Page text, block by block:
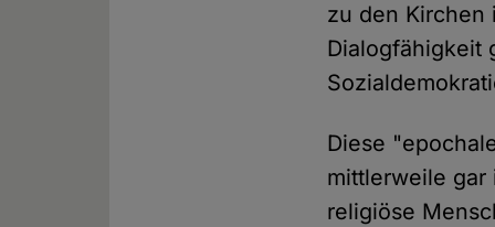
zu den Kirchen
Dialogfähigkeit
Diese
mittlerweile gar
religiöse